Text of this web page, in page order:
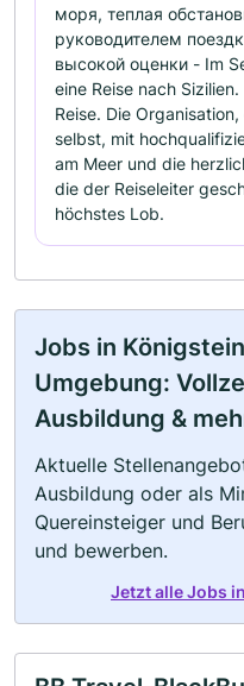
моря, теплая
руководителем
высокой оценки - Im
eine Reise nach
Reise. Die
selbst, mit
am Meer und die
die der Reiseleiter
höchstes Lob.
Jobs in
Umgebung:
Ausbildung &
Aktuelle
Ausbildung oder als
Quereinsteiger und
und bewerben.
Jetzt alle Jobs